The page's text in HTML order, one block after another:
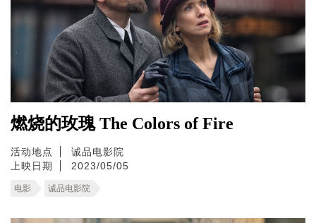
燃烧的玫瑰 The Colors of Fire
活动地点
诚品电影院
上映日期
2023/05/05
电影 诚品电影院